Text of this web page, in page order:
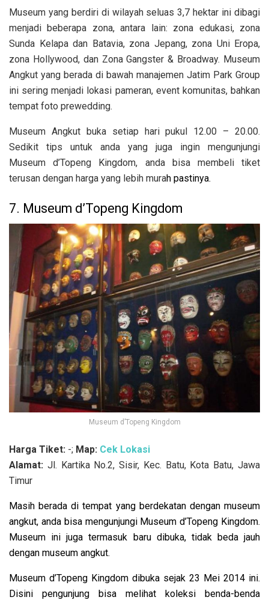
Museum yang berdiri di wilayah seluas 3,7 hektar ini dibagi
menjadi beberapa zona, antara lain: zona edukasi, zona
Sunda Kelapa dan Batavia, zona Jepang, zona Uni Eropa,
zona Hollywood, dan Zona Gangster & Broadway. Museum
Angkut yang berada di bawah manajemen Jatim Park Group
ini sering menjadi lokasi pameran, event komunitas, bahkan
tempat foto prewedding.
Museum Angkut buka setiap hari pukul 12.00 – 20.00.
Sedikit tips untuk anda yang juga ingin mengunjungi
Museum d’Topeng Kingdom, anda bisa membeli tiket
terusan dengan harga yang lebih murah pastinya.
7. Museum d’Topeng Kingdom
Museum d’Topeng Kingdom
Harga Tiket: -; Map: Cek Lokasi
Alamat: Jl. Kartika No.2, Sisir, Kec. Batu, Kota Batu, Jawa
Timur
Masih berada di tempat yang berdekatan dengan museum
angkut, anda bisa mengunjungi Museum d’Topeng Kingdom.
Museum ini juga termasuk baru dibuka, tidak beda jauh
dengan museum angkut.
Museum d’Topeng Kingdom dibuka sejak 23 Mei 2014 ini.
Disini pengunjung bisa melihat koleksi benda-benda